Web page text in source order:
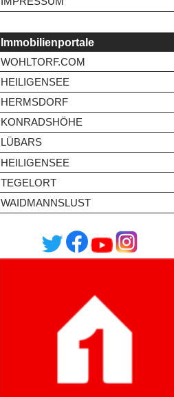
Immobilienportale
WOHLTORF.COM
HEILIGENSEE
HERMSDORF
KONRADSHÖHE
LÜBARS
HEILIGENSEE
TEGELORT
WAIDMANNSLUST